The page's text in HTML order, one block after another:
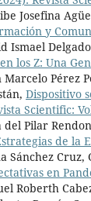
Josefina
y
Ismael
los Z: Una
Marcelo Pérez
Dispositivo
Scientific:
del Pilar
de la
Sánchez Cruz,
en
Roberth